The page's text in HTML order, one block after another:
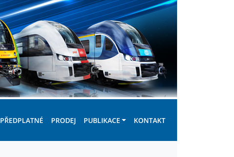
PŘEDPLATNÉ PRODEJ PUBLIKACE KONTAKT